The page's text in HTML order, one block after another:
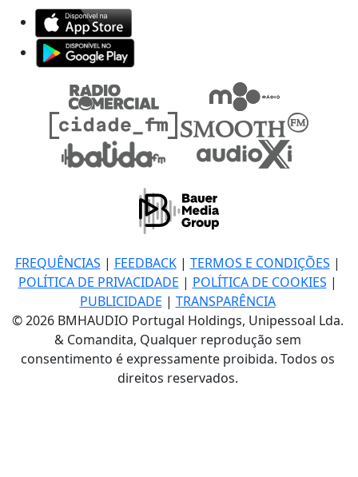
FREQUÊNCIAS | FEEDBACK| TERMOS E CONDIÇÕES |
POLÍTICA DE PRIVACIDADE | POLÍTICA DE COOKIES |
PUBLICIDADE | TRANSPARÊNCIA
© 2026 BMHAUDIO Portugal Holdings, Unipessoal Lda.
& Comandita, Qualquer reprodução sem
consentimento é expressamente proibida. Todos os
direitos reservados.